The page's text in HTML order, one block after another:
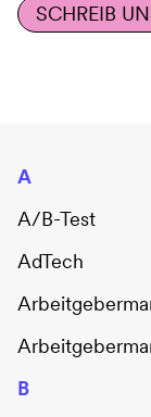
SCHREIB
A
A/B-Test
AdTech
B